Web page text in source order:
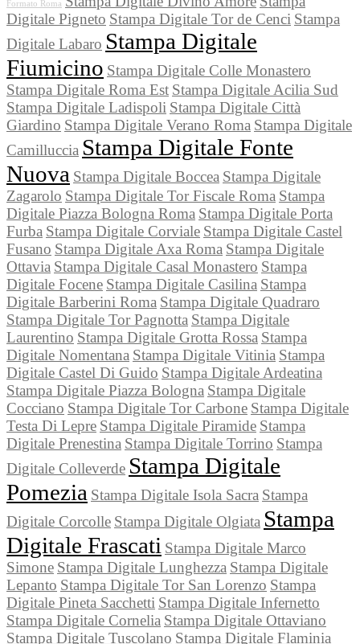
Formato Roma
Digitale Pigneto Stampa Digitale Tor de Cenci Stampa
Digitale Labaro Stampa Digitale
Fiumicino Stampa Digitale Colle Monastero
Stampa Digitale Roma Est Stampa Digitale Acilia Sud
Stampa Digitale Ladispoli Stampa Digitale Città
Giardino Stampa Digitale Verano Roma Stampa Digitale
Camilluccia Stampa Digitale Fonte
Nuova Stampa Digitale Boccea Stampa Digitale
Zagarolo Stampa Digitale Tor Fiscale Roma Stampa
Digitale Piazza Bologna Roma Stampa Digitale Porta
Furba Stampa Digitale Corviale Stampa Digitale Castel
Fusano Stampa Digitale Axa Roma Stampa Digitale
Ottavia Stampa Digitale Casal Monastero Stampa
Digitale Focene Stampa Digitale Casilina Stampa
Digitale Barberini Roma Stampa Digitale Quadraro
Stampa Digitale Tor Pagnotta Stampa Digitale
Laurentino Stampa Digitale Grotta Rossa Stampa
Digitale Nomentana Stampa Digitale Vitinia Stampa
Digitale Castel Di Guido Stampa Digitale Ardeatina
Stampa Digitale Piazza Bologna Stampa Digitale
Cocciano Stampa Digitale Tor Carbone Stampa Digitale
Testa Di Lepre Stampa Digitale Piramide Stampa
Digitale Prenestina Stampa Digitale Torrino Stampa
Digitale Colleverde Stampa Digitale
Pomezia Stampa Digitale Isola Sacra Stampa
Digitale Corcolle Stampa Digitale Olgiata Stampa
Digitale Frascati Stampa Digitale Marco
Simone Stampa Digitale Lunghezza Stampa Digitale
Lepanto Stampa Digitale Tor San Lorenzo Stampa
Digitale Pineta Sacchetti Stampa Digitale Infernetto
Stampa Digitale Cornelia Stampa Digitale Ottaviano
Stampa Digitale Tuscolano Stampa Digitale Flaminia